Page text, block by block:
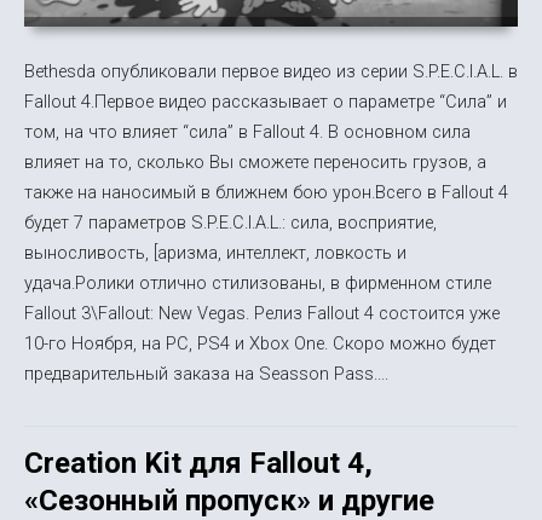
Bethesda опубликовали первое видео из серии S.P.E.C.I.A.L. в
Fallout 4.Первое видео рассказывает о параметре “Сила” и
том, на что влияет “сила” в Fallout 4. В основном сила
влияет на то, сколько Вы сможете переносить грузов, а
также на наносимый в ближнем бою урон.Всего в Fallout 4
будет 7 параметров S.P.E.C.I.A.L.: сила, восприятие,
выносливость, [аризма, интеллект, ловкость и
удача.Ролики отлично стилизованы, в фирменном стиле
Fallout 3\Fallout: New Vegas. Релиз Fallout 4 состоится уже
10-го Ноября, на PC, PS4 и Xbox One. Скоро можно будет
предварительный заказа на Seasson Pass....
Creation Kit для Fallout 4,
«Сезонный пропуск» и другие